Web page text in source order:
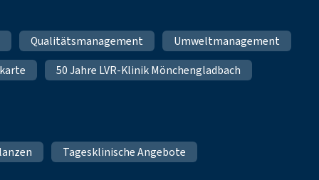
Qualitätsmanagement
Umweltmanagement
50 Jahre LVR-Klinik Mönchengladbach
Tagesklinische Angebote